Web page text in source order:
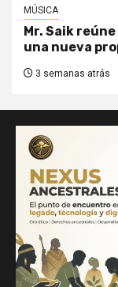
MÚSICA
Mr. Saik
una nueva
3 semanas atrás